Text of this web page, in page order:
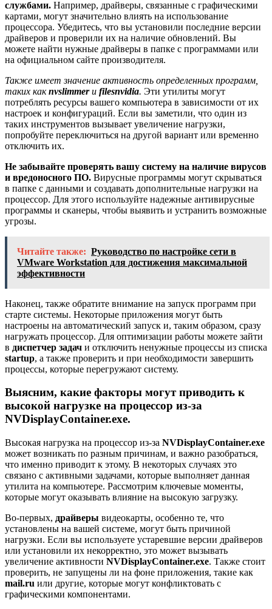
службами. Например, драйверы, связанные с графическими
картами, могут значительно влиять на использование
процессора. Убедитесь, что вы установили последние версии
драйверов и проверили их на наличие обновлений. Вы
можете найти нужные драйверы в папке с программами или
на официальном сайте производителя.
Также имеет значение активность определенных программ,
таких какnvslimmerи filesnvidia. Эти утилиты могут
потреблять ресурсы вашего компьютера в зависимости от их
настроек и конфигураций. Если вы заметили, что один из
таких инструментов вызывает увеличение нагрузки,
попробуйте переключиться на другой вариант или временно
отключить их.
Не забывайте проверять вашу систему на наличие вирусов
и вредоносного ПО. Вирусные программы могут скрываться
в папке с данными и создавать дополнительные нагрузки на
процессор. Для этого используйте надежные антивирусные
программы и сканеры, чтобы выявить и устранить возможные
угрозы.
Читайте также: Руководство по настройке сети в
VMware Workstation для достижения максимальной
эффективности
Наконец, также обратите внимание на запуск программ при
старте системы. Некоторые приложения могут быть
настроены на автоматический запуск и, таким образом, сразу
нагружать процессор. Для оптимизации работы можете зайти
в диспетчер задач и отключить ненужные процессы из списка
startup, а также проверить и при необходимости завершить
процессы, которые перегружают систему.
Выясним, какие факторы могут приводить к
высокой нагрузке на процессор из-за
NVDisplayContainer.exe.
Высокая нагрузка на процессор из-за NVDisplayContainer.exe
может возникать по разным причинам, и важно разобраться,
что именно приводит к этому. В некоторых случаях это
связано с активными задачами, которые выполняет данная
утилита на компьютере. Рассмотрим ключевые моменты,
которые могут оказывать влияние на высокую загрузку.
Во-первых, драйверы видеокарты, особенно те, что
установлены на вашей системе, могут быть причиной
нагрузки. Если вы используете устаревшие версии драйверов
или установили их некорректно, это может вызывать
увеличение активности NVDisplayContainer.exe. Также стоит
проверить, не запущены ли на фоне приложения, такие как
mail.ru или другие, которые могут конфликтовать с
графическими компонентами.